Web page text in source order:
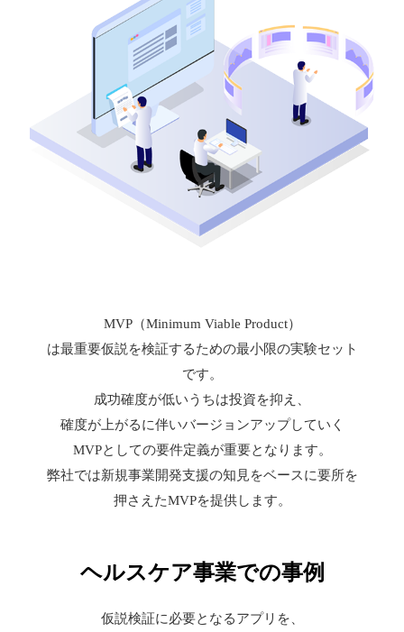
MVP（Minimum Viable Product）
は最重要仮説を検証するための最小限の実験セット
です。
成功確度が低いうちは投資を抑え、
確度が上がるに伴いバージョンアップしていく
MVPとしての要件定義が重要となります。
弊社では新規事業開発支援の知見をベースに要所を
押さえたMVPを提供します。
ヘルスケア事業での事例
仮説検証に必要となるアプリを、